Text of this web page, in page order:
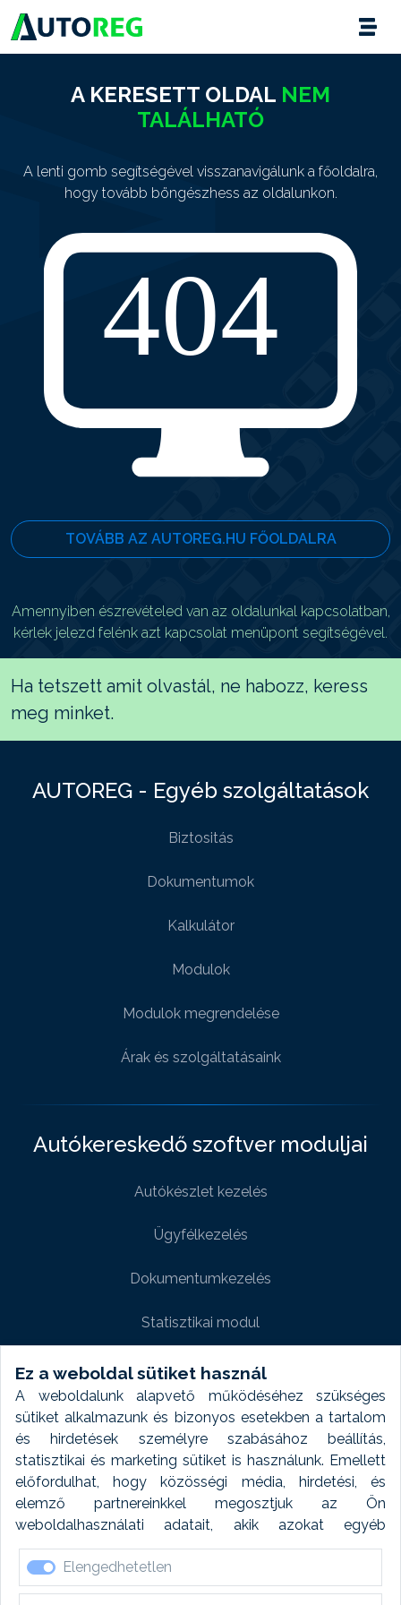
Ez a weboldal sütiket használ
A weboldalunk alapvető működéséhez szükséges
sütiket alkalmazunk és bizonyos esetekben a tartalom
és hirdetések személyre szabásához beállítás,
statisztikai és marketing sütiket is használunk. Emellett
előfordulhat, hogy közösségi média, hirdetési, és
elemző partnereinkkel megosztjuk az Ön
weboldalhasználati adatait, akik azokat egyéb
forrásokból gyűjtött adatokkal kombinálhatják. A sütik
elfogadásával kapcsolatosan naplózást végzünk és
ezen adatokat 6 hónap után automatikusan töröljük. A
Elengedhetetlen
A KERESETT OLDAL NEM
TALÁLHATÓ
A lenti gomb segítségével visszanavigálunk a főoldalra,
hogy tovább böngészhess az oldalunkon.
TOVÁBB AZ AUTOREG.HU FŐOLDALRA
Amennyiben észrevételed van az oldalunkal kapcsolatban,
kérlek jelezd felénk azt kapcsolat menüpont segítségével.
Ha tetszett amit olvastál, ne habozz, keress
meg minket.
AUTOREG - Egyéb szolgáltatások
Biztositás
Dokumentumok
Kalkulátor
Modulok
Modulok megrendelése
Árak és szolgáltatásaink
Autókereskedő szoftver moduljai
Autókészlet kezelés
Ügyfélkezelés
Dokumentumkezelés
Statisztikai modul
Weboldal modul
Fényképtár extra modul
Autómosó modul
Feladatütemezés